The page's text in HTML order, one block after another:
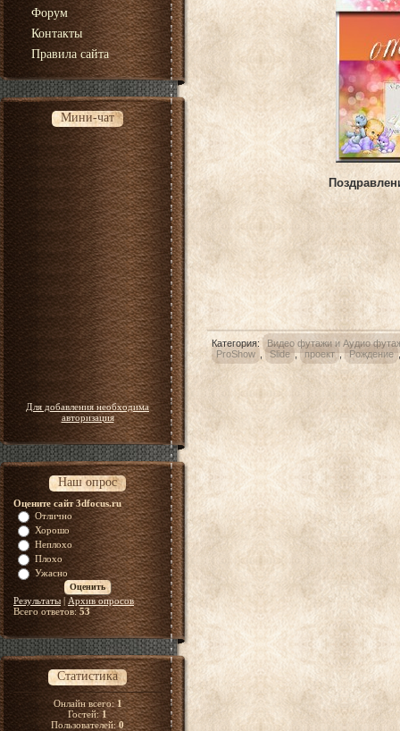
Форум
Контакты
Правила сайта
Мини-чат
Для добавления необходима
авторизация
Наш опрос
Оцените сайт 3dfocus.ru
Отлично
Хорошо
Неплохо
Плохо
Ужасно
Результаты| Архив опросов
Всего ответов:53
Статистика
Онлайн всего:1
Гостей:1
Пользователей:0
Категория: Видео футажи и Аудио
ProShow
, Slide , проект , Рождение